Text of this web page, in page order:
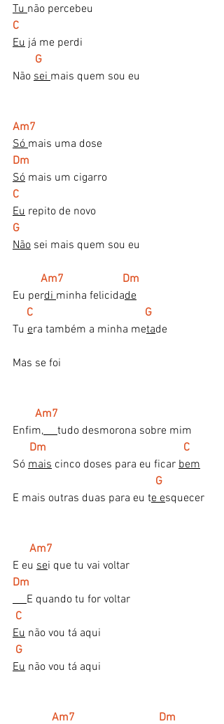
Tu não percebeu
C
Eu já me perdi
G
Não sei mais quem sou eu
Am7
Só mais uma dose
Dm
Só mais um cigarro
C
Eu repito de novo
G
Não sei mais quem sou eu
  Am7                     Dm
Eu perdi minha felicidade
   C                                        G
Tu era também a minha metade
Mas se foi
Am7
Enfim,
tudo desmorona sobre mim
Dm                                                 C
Só mais cinco doses para eu ficar bem
G
E mais outras duas para eu te esquecer
Am7
E eu sei que tu vai voltar
Dm
E quando tu for voltar
C
Eu não vou tá aqui
G
Eu não vou tá aqui
   Am7                              Dm